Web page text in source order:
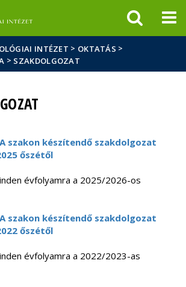
sajtóban
INTÉZET > OKTATÁS >
> SZAKDOLGOZAT
szakon készítendő szakdolgozat
őszétől
évfolyamra a 2025/2026-os
szakon készítendő szakdolgozat
őszétől
évfolyamra a 2022/2023-as